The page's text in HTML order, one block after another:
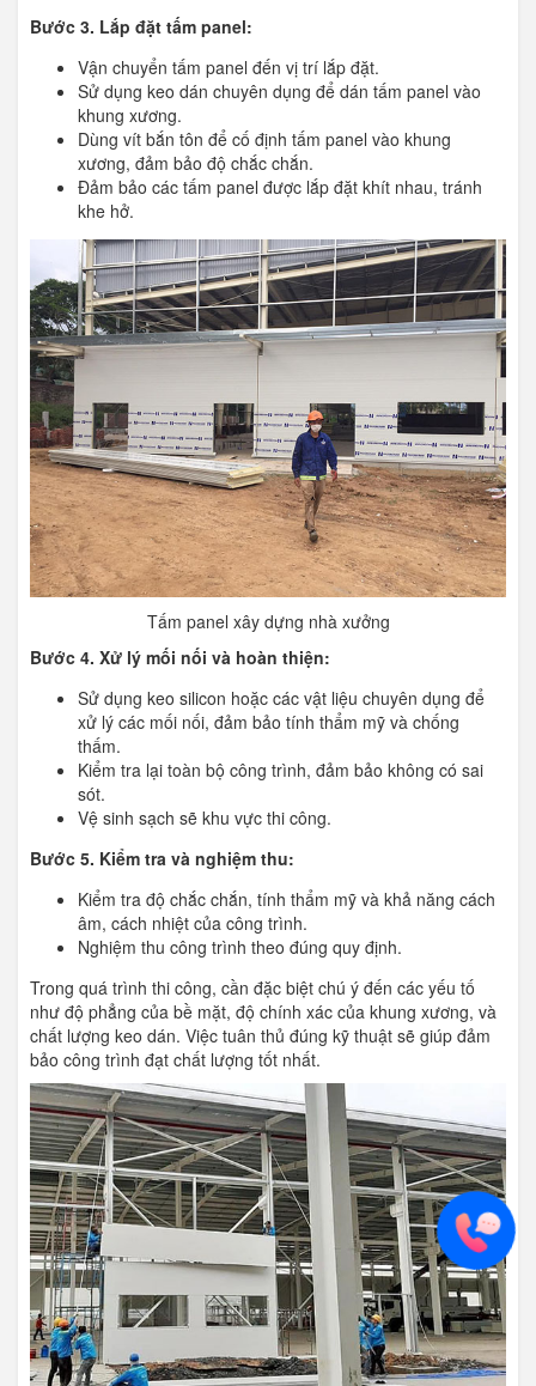
Bước 3. Lắp đặt tấm panel:
Vận chuyển tấm panel đến vị trí lắp đặt.
Sử dụng keo dán chuyên dụng để dán tấm panel vào
khung xương.
Dùng vít bắn tôn để cố định tấm panel vào khung
xương, đảm bảo độ chắc chắn.
Đảm bảo các tấm panel được lắp đặt khít nhau, tránh
khe hở.
Tấm panel xây dựng nhà xưởng
Bước 4. Xử lý mối nối và hoàn thiện:
Sử dụng keo silicon hoặc các vật liệu chuyên dụng để
xử lý các mối nối, đảm bảo tính thẩm mỹ và chống
thấm.
Kiểm tra lại toàn bộ công trình, đảm bảo không có sai
sót.
Vệ sinh sạch sẽ khu vực thi công.
Bước 5. Kiểm tra và nghiệm thu:
Kiểm tra độ chắc chắn, tính thẩm mỹ và khả năng cách
âm, cách nhiệt của công trình.
Nghiệm thu công trình theo đúng quy định.
Trong quá trình thi công, cần đặc biệt chú ý đến các yếu tố
như độ phẳng của bề mặt, độ chính xác của khung xương, và
chất lượng keo dán. Việc tuân thủ đúng kỹ thuật sẽ giúp đảm
bảo công trình đạt chất lượng tốt nhất.